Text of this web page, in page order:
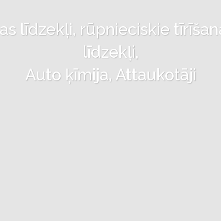
līdzekļi, rūpnieciskie
līdzekļi,
Auto ķīmija, Attaukotāji